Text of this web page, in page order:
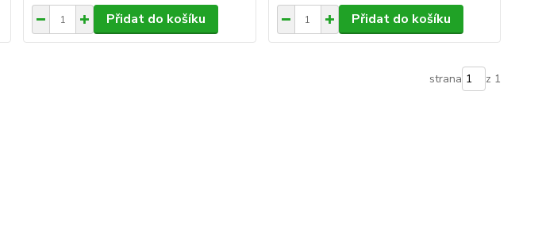
Přidat do košíku Přidat do košíku
strana z 1